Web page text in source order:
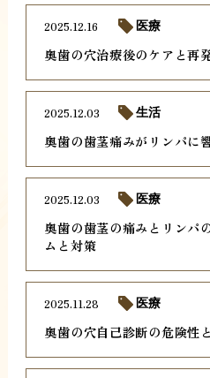
奥歯の穴治療後のケアと再
2025.12.16 医療
奥歯の歯茎痛みがリンパに
2025.12.03 生活
奥歯の歯茎の痛みとリンパ
ムと対策
2025.12.03 医療
奥歯の穴自己診断の危険性
2025.11.28 医療